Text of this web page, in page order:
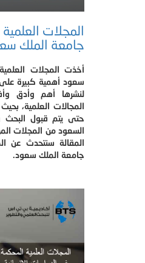
المجلات
جامعة الملك
أخذت المجلات
سعود أهمية كبيرة
لنشرها أهم وأدق
المجالات العلمية،
حتى يتم قبول البحث
السعود من المجلات
المقالة سنتحدث عن
جامعة الملك سعود.